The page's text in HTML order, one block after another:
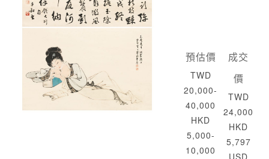
預估價
TWD
20,000-
40,000
HKD
5,000-
10,000
成交
價
TWD
24,000
HKD
5,797